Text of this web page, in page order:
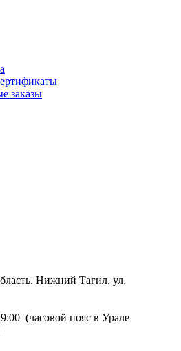
заказы
Нижний Тагил, ул.
(часовой пояс в Урале